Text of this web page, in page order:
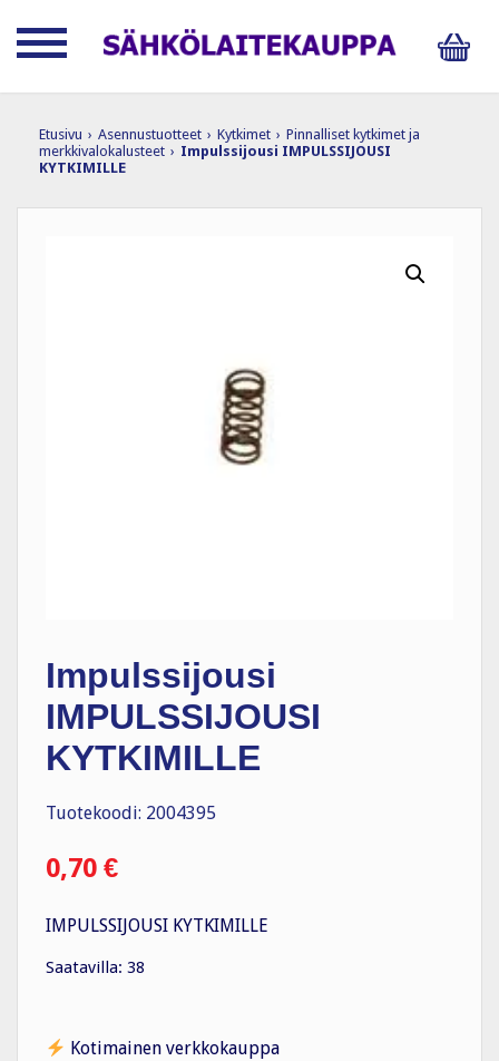
Etusivu › Asennustuotteet › Kytkimet › Pinnalliset kytkimet ja
merkkivalokalusteet › Impulssijousi IMPULSSIJOUSI
KYTKIMILLE
Impulssijousi
IMPULSSIJOUSI
KYTKIMILLE
Tuotekoodi: 2004395
0,70 €
IMPULSSIJOUSI KYTKIMILLE
Saatavilla: 38
Kotimainen verkkokauppa